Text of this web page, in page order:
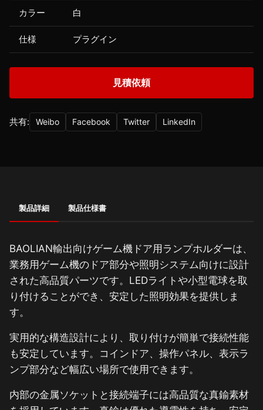
カラー 白
仕様 プラグイン
見積依頼
共有: Weibo Facebook Twitter LinkedIn
製品詳細 製品仕様書
BAOLIAN輸出向けゲーム機ドア用ランプホルダーは、
業務用ゲーム機のドア部分や照明システム向けに設計
された高品質パーツです。LEDライトや小型電球を取
り付けることができ、安定した照明効果を提供しま
す。
実用的な構造設計により、取り付けが簡単で接続性能
も安定しています。コインドア、操作パネル、表示ラ
ンプ部分など幅広い場所で使用できます。
内部の金属ソケットと接続端子には高品質な真鍮素材